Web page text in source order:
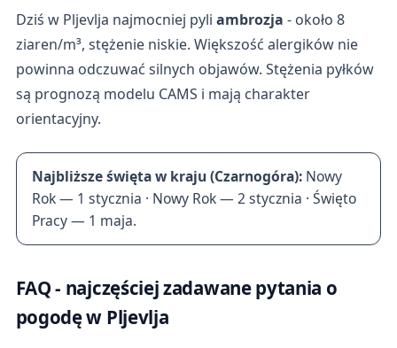
Dziś w Pljevlja najmocniej pyli ambrozja - około 8
ziaren/m³, stężenie niskie. Większość alergików nie
powinna odczuwać silnych objawów. Stężenia pyłków
są prognozą modelu CAMS i mają charakter
orientacyjny.
Najbliższe święta w kraju (Czarnogóra): Nowy
Rok — 1 stycznia · Nowy Rok — 2 stycznia · Święto
Pracy — 1 maja.
FAQ - najczęściej zadawane pytania o
pogodę w Pljevlja